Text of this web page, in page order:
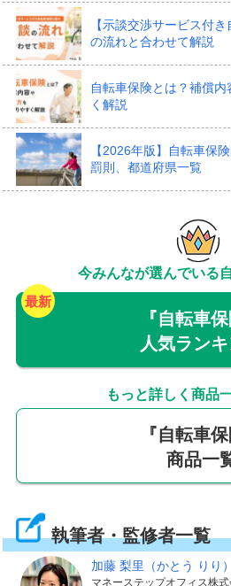
「自転車保険」という名前で販売
ほぼすべてに個人賠償責任の補償
た、自転車保険への加入が義務づ
転車を運転するときには、この補
求められます。
自転車保険にセットされている個
事故や、買い物をしていてお店
た、子どもが遊んでいて人の家
ったようなケースも対象になり
なる事故を「自転車利用中」に
また、同様の補償は自転車保険
や火災保険などにセットされて
2.自分のけがや死亡
【示談交渉サービス付
の流れと合わせて解説
自転車保険とは？補償
く解説
【2026年版】自転車保
罰則、都道府県一覧
今みんなが選んでいる
『自転車保
人気ラン
もっと詳しく商品
『自転車保
商品一
執筆者・監修者一覧
加藤 梨里 （かとう りり）
マネーステップオフィス株